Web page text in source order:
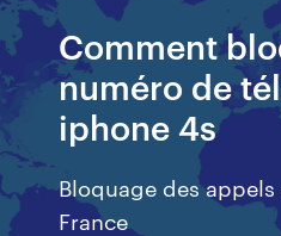
Comment
numéro de
iphone 4s
Bloquage des appels
France